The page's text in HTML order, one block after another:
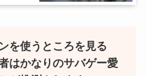
を使うところを見る
はかなりのサバゲー愛